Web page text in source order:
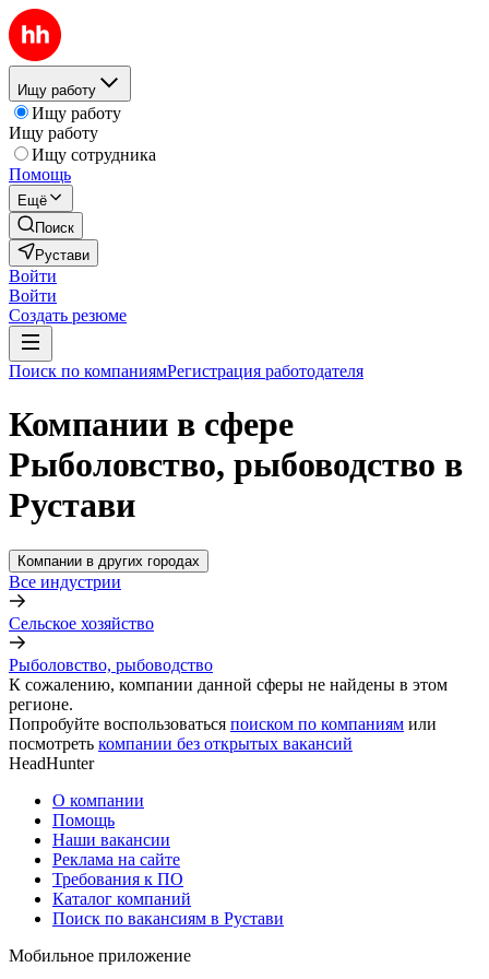
Ищу работу
Ищу работу
Ищу работу
Ищу сотрудника
Помощь
Ещё
Поиск
Рустави
Войти
Войти
Создать резюме
Поиск по компаниямРегистрация работодателя
Компании в сфере
Рыболовство, рыбоводство в
Рустави
Компании в других городах
Все индустрии
Сельское хозяйство
Рыболовство, рыбоводство
К сожалению, компании данной сферы не найдены в этом
регионе.
Попробуйте воспользоваться поиском по компаниям или
посмотреть компании без открытых вакансий
HeadHunter
О компании
Помощь
Наши вакансии
Реклама на сайте
Требования к ПО
Каталог компаний
Поиск по вакансиям в Рустави
Мобильное приложение